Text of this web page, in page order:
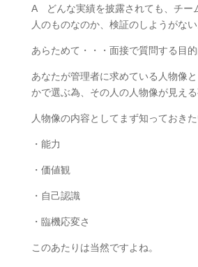
A どんな実績を披露されても、チー
人のものなのか、検証のしようがない
あらためて・・・面接で質問する目的
あなたが管理者に求めている人物像
かで選ぶ為、その人の人物像が見える
人物像の内容としてまず知っておきた
・能力
・価値観
・自己認識
・臨機応変さ
このあたりは当然ですよね。